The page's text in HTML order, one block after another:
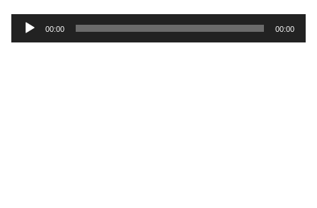
声
00:00 00:00